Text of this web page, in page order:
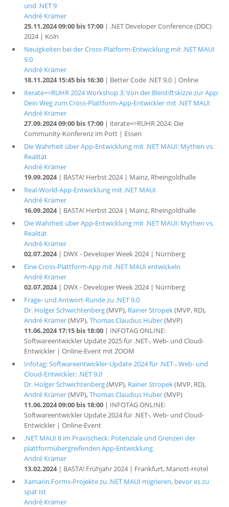
und .NET 9
André Krämer
25.11.2024 09:00 bis 17:00| .NET Developer Conference (DDC)
2024 | Köln
Neuigkeiten bei der Cross-Platform-Entwicklung mit .NET MAUI
9.0
André Krämer
18.11.2024 15:45 bis 16:30| Better Code .NET 9.0 | Online
iterate=>RUHR 2024 Workshop 3: Von der Bleistiftskizze zur App:
Dein Weg zum Cross-Plattform-App-Entwickler mit .NET MAUI
André Krämer
27.09.2024 09:00 bis 17:00| iterate=>RUHR 2024: Die
Community-Konferenz im Pott | Essen
Die Wahrheit über App-Entwicklung mit .NET MAUI: Mythen vs.
Realität
André Krämer
19.09.2024| BASTA! Herbst 2024 | Mainz, Rheingoldhalle
Real-World-App-Entwicklung mit .NET MAUI
André Krämer
16.09.2024| BASTA! Herbst 2024 | Mainz, Rheingoldhalle
Die Wahrheit über App-Entwicklung mit .NET MAUI: Mythen vs.
Realität
André Krämer
02.07.2024| DWX - Developer Week 2024 | Nürnberg
Eine Cross-Plattform-App mit .NET MAUI entwickeln
André Krämer
02.07.2024| DWX - Developer Week 2024 | Nürnberg
Frage- und Antwort-Runde zu .NET 9.0
Dr. Holger Schwichtenberg(MVP), Rainer Stropek(MVP, RD),
André Krämer(MVP),Thomas Claudius Huber(MVP)
11.06.2024 17:15 bis 18:00| INFOTAG ONLINE:
Softwareentwickler Update 2025 für .NET-, Web- und Cloud-
Entwickler | Online-Event mit ZOOM
Infotag: Softwareentwickler-Update 2024 für .NET-, Web- und
Cloud-Entwickler: .NET 9.0
Dr. Holger Schwichtenberg(MVP), Rainer Stropek(MVP, RD),
André Krämer(MVP),Thomas Claudius Huber(MVP)
11.06.2024 09:00 bis 18:00| INFOTAG ONLINE:
Softwareentwickler Update 2024 für .NET-, Web- und Cloud-
Entwickler | Online-Event
.NET MAUI 8 im Praxischeck: Potenziale und Grenzen der
plattformübergreifenden App-Entwicklung
André Krämer
13.02.2024| BASTA! Frühjahr 2024 | Frankfurt, Mariott-Hotel
Xamarin.Forms-Projekte zu .NET MAUI migrieren, bevor es zu
spät ist
André Krämer